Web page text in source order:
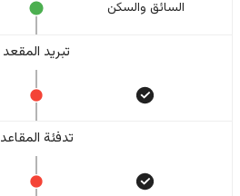
السائق والسکن
تبريد المقعد
تدفئة المقاعد